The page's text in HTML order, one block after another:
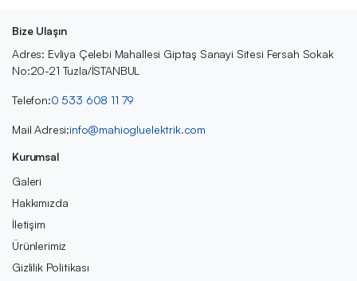
Bize Ulaşın
Adres: Evliya Çelebi Mahallesi Giptaş Sanayi Sitesi Fersah Sokak
No:20-21 Tuzla/İSTANBUL
Telefon:0 533 608 11 79
Mail Adresi:info@mahiogluelektrik.com
Kurumsal
Galeri
Hakkımızda
İletişim
Ürünlerimiz
Gizlilik Politikası